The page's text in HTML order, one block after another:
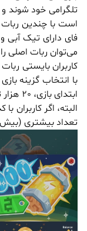
است با چندین
فای دارای تیک
می‌توان ربات اصلی را
کاربران بایستی
ابتدای
البته، اگر کاربران
تعداد بیشتری (بیش از 20 هزار) توکن دریافت